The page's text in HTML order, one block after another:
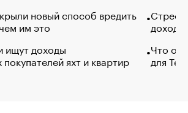
новый способ вредить
им это
ищут доходы
яхт и квартир
Что
для